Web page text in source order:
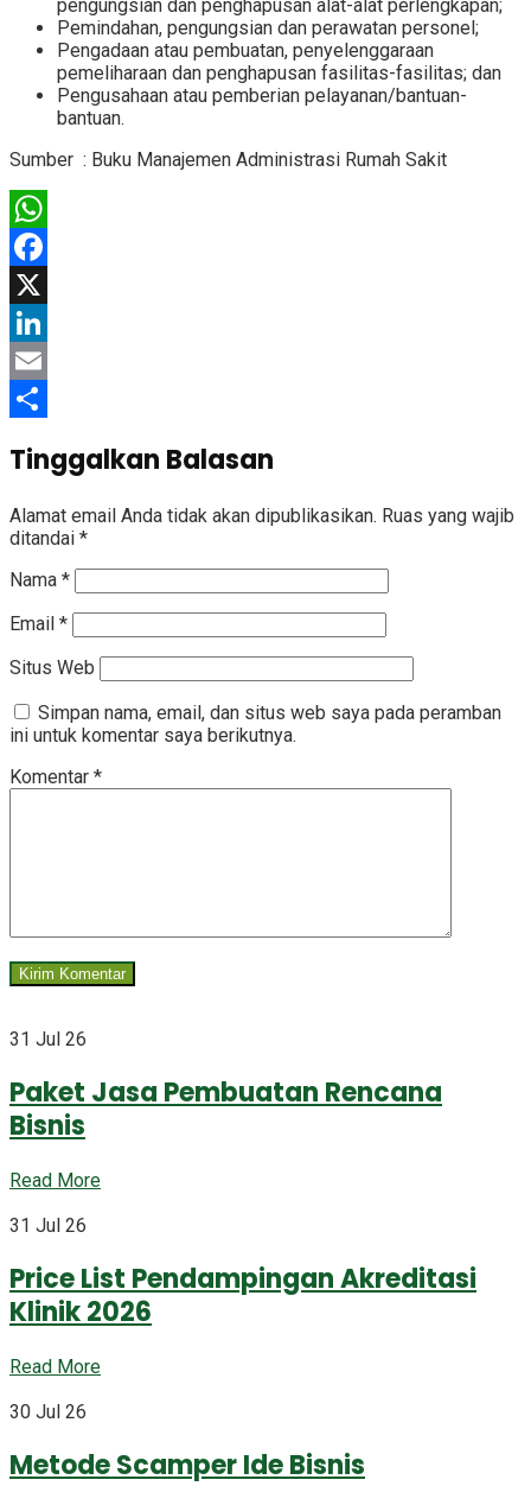
pengungsian dan penghapusan alat-alat perlengkapan;
Pemindahan, pengungsian dan perawatan personel;
Pengadaan atau pembuatan, penyelenggaraan
pemeliharaan dan penghapusan fasilitas-fasilitas; dan
Pengusahaan atau pemberian pelayanan/bantuan-
bantuan.
Sumber : Buku Manajemen Administrasi Rumah Sakit
WhatsApp
Facebook
X
LinkedIn
Email
Tinggalkan Balasan
Alamat email Anda tidak akan dipublikasikan. Ruas yang wajib
ditandai *
Nama *
Email *
Situs Web
Simpan nama, email, dan situs web saya pada peramban
ini untuk komentar saya berikutnya.
Komentar *
31 Jul 26
Paket Jasa Pembuatan Rencana
Bisnis
Read More
31 Jul 26
Price List Pendampingan Akreditasi
Klinik 2026
Read More
30 Jul 26
Metode Scamper Ide Bisnis